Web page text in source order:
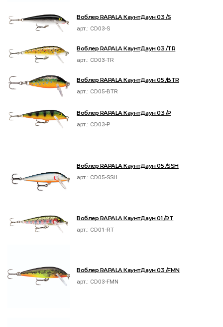
Воблер RAPALA КаунтДаун 03 /S
арт.: CD03-S
Воблер RAPALA КаунтДаун 03 /TR
арт.: CD03-TR
Воблер RAPALA КаунтДаун 05 /BTR
арт.: CD05-BTR
Воблер RAPALA КаунтДаун 03 /P
арт.: CD03-P
Воблер RAPALA КаунтДаун 05 /SSH
арт.: CD05-SSH
Воблер RAPALA КаунтДаун 01 /RT
арт.: CD01-RT
Воблер RAPALA КаунтДаун 03 /FMN
арт.: CD03-FMN